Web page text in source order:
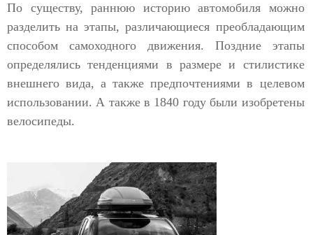
По существу, раннюю историю автомобиля можно
разделить на этапы, различающиеся преобладающим
способом самоходного движения. Поздние этапы
определялись тенденциями в размере и стилистике
внешнего вида, а также предпочтениями в целевом
использовании. А также в 1840 году были изобретены
велосипеды.